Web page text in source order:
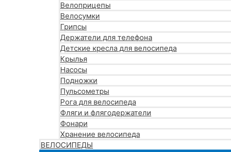
Велоприцепы
Велосумки
Грипсы
Держатели для телефона
Детские кресла для велосипеда
Крылья
Насосы
Подножки
Пульсометры
Рога для велосипеда
Фляги и флягодержатели
Фонари
Хранение велосипеда
ВЕЛОСИПЕДЫ